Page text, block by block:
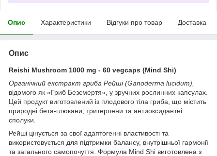
Опис Характеристики Відгуки про товар Доставка
Опис
Reishi Mushroom 1000 mg - 60 vegcaps (Mind Shi)
Органічний екстракт гриба Рейші (Ganoderma lucidum),
відомого як «Гриб Безсмертя», у зручних рослинних капсулах.
Цей продукт виготовлений із плодового тіла гриба, що містить
природні бета-глюкани, тритерпени та антиоксидантні
сполуки.
Рейші цінується за свої адаптогенні властивості та
використовується для підтримки балансу, внутрішньої гармонії
та загального самопочуття. Формула Mind Shi виготовлена з